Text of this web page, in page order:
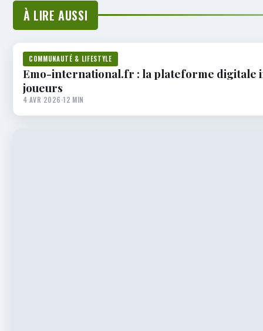
À LIRE AUSSI
COMMUNAUTÉ & LIFESTYLE
Emo-international.fr : la plateforme digitale
joueurs
4 AVR 2026·12 MIN